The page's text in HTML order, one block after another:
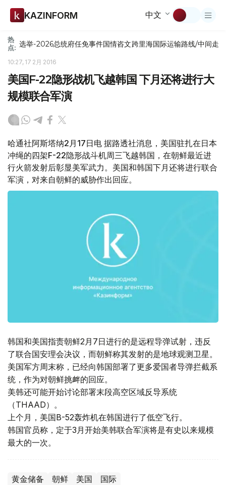
KAZINFORM 中文
热
点: 选举-2026总统府任免事件国情咨文跨里海国际运输路线/中间走廊
10:27, 17 2月 2016
美国F-22隐形战机飞越韩国 下月还将进行大
规模联合军演
哈通社阿斯塔纳2月17日电 据路透社消息，美国驻扎在日本
冲绳的四架F-22隐形战斗机周三飞越韩国，在朝鲜最近进
行火箭发射后彰显美军武力。美国和韩国下月还将进行联合
军演，对来自朝鲜的威胁作出回应。
韩国和美国指责朝鲜2月7日进行的是远程导弹试射，违反
了联合国安理会决议，而朝鲜称其发射的是地球观测卫星。
美国军方周末称，已经向韩国部署了更多爱国者导弹拦截系
统，作为对朝鲜挑衅的回应。
美韩还可能开始讨论部署末段高空区域反导系统
（THAAD）。
上个月，美国B-52轰炸机在韩国进行了低空飞行。
韩国官员称，定于3月开始美韩联合军演将是有史以来规模
最大的一次。
黄金储备 朝鲜 美国 国际